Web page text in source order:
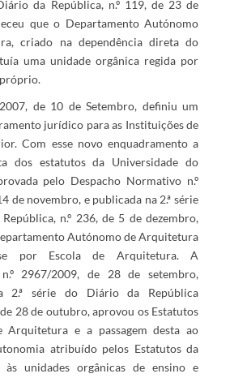
da República, n.º 119, de 23 de
que o Departamento Autónomo
criado na dependência direta do
uma unidade orgânica regida por
de 10 de Setembro, definiu um
jurídico para as Instituições de
Com esse novo enquadramento a
dos estatutos da Universidade do
pelo Despacho Normativo n.º
de novembro, e publicada na 2.ª série
n.º 236, de 5 de dezembro,
Autónomo de Arquitetura
por Escola de Arquitetura. A
n.º 2967/2009, de 28 de setembro,
2.ª série do Diário da República
28 de outubro, aprovou os Estatutos
Arquitetura e a passagemdesta ao
atribuído pelos Estatutos da
às unidades orgânicas de ensino e